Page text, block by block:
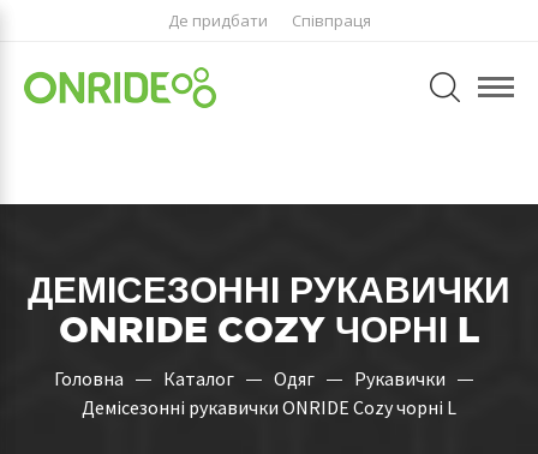
Де придбати Співпраця
ДЕМІСЕЗОННІ РУКАВИЧКИ
ONRIDE COZY ЧОРНІ L
Головна Каталог Одяг
Рукавички
Демісезонні рукавички ONRIDE Cozy чорні L